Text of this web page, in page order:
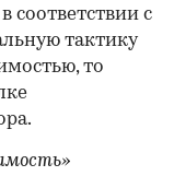
соответствии с
тактику
то